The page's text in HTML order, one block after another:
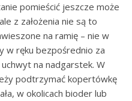
pomieścić jeszcze może
z założenia nie są to
na ramię – nie w
w ręku bezpośrednio za
na nadgarstek. W
podtrzymać kopertówkę
w okolicach bioder lub